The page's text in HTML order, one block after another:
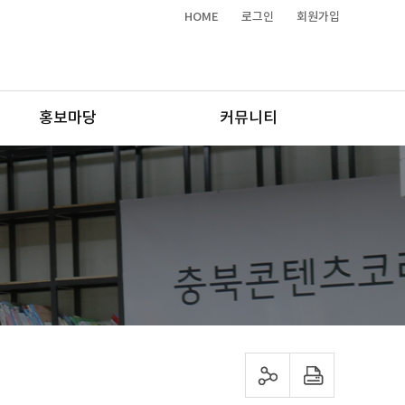
HOME 로그인 회원가입
홍보마당 커뮤니티
sns 공유하기 프린트하기